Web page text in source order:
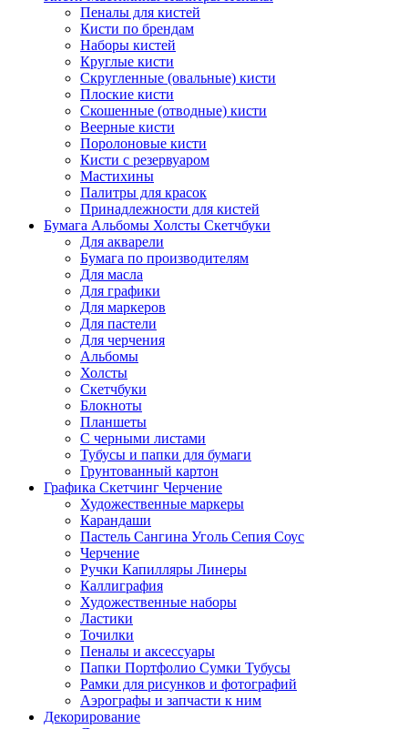
Пеналы для кистей
Кисти по брендам
Наборы кистей
Круглые кисти
Скругленные (овальные) кисти
Плоские кисти
Скошенные (отводные) кисти
Веерные кисти
Поролоновые кисти
Кисти с резервуаром
Мастихины
Палитры для красок
Принадлежности для кистей
Бумага Альбомы Холсты Скетчбуки
Для акварели
Бумага по производителям
Для масла
Для графики
Для маркеров
Для пастели
Для черчения
Альбомы
Холсты
Скетчбуки
Блокноты
Планшеты
С черными листами
Тубусы и папки для бумаги
Грунтованный картон
Графика Скетчинг Черчение
Художественные маркеры
Карандаши
Пастель Сангина Уголь Сепия Соус
Черчение
Ручки Капилляры Линеры
Каллиграфия
Художественные наборы
Ластики
Точилки
Пеналы и аксессуары
Папки Портфолио Сумки Тубусы
Рамки для рисунков и фотографий
Аэрографы и запчасти к ним
Декорирование